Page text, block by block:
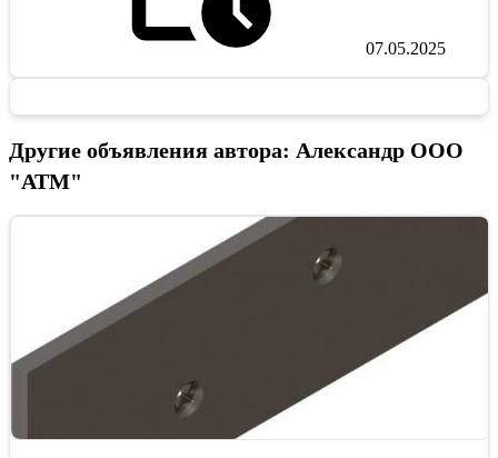
07.05.2025
Другие объявления автора: Александр ООО
"АТМ"